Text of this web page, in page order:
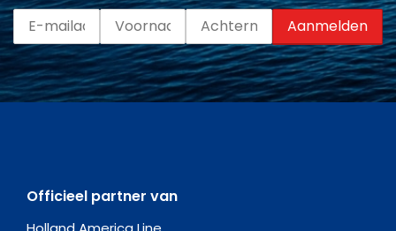
Officieel partner van